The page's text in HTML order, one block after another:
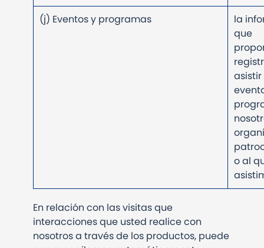
(j) Eventos y programas
la
que
o al
En relación con las visitas que
interacciones que usted realice con
nosotros a través de los productos, puede